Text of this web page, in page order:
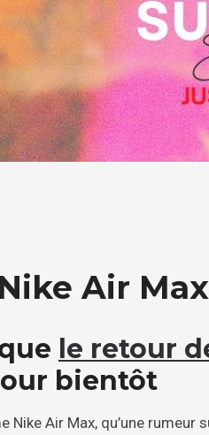
Air
le retour
bientôt
Nike Air Max, qu’une